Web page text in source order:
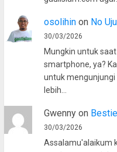
osolihinon No
30/03/2026
Mungkin untuk
smartphone, ya?
untuk
lebih…
Gwennyon
30/03/2026
Assalamu'alaikum